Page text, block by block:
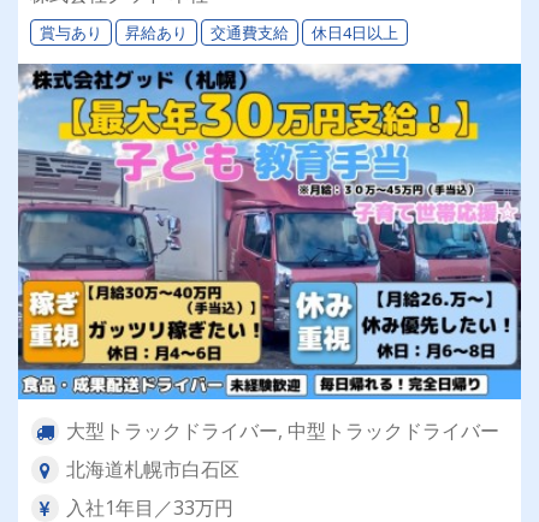
★
賞与あり 昇給あり 交通費支給 休日4日以上
大型トラックドライバー, 中型トラックドライバー
北海道札幌市白石区
入社1年目／33万円